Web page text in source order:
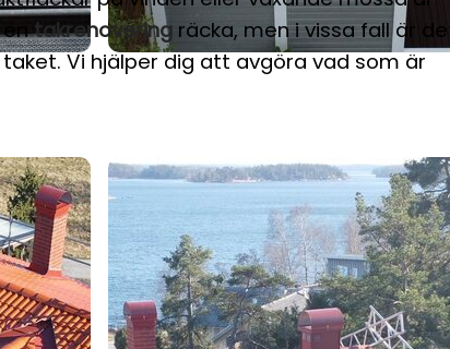
entakrenovering räcka, men i vissa fall är
Vi hjälper dig att avgöra vad som är